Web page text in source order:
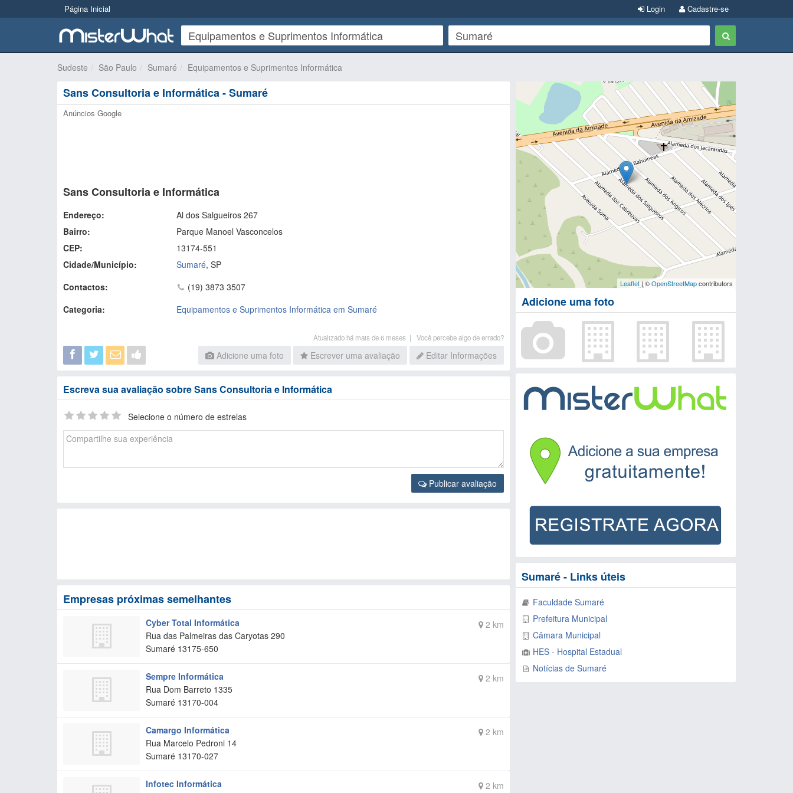
Página Inicial Cadastre-se
Login
Sudeste São Paulo Sumaré Equipamentos e Suprimentos Informática
Sans Consultoria e Informática - Sumaré
Anúncios Google
Sans Consultoria e Informática
Endereço:
Al dos Salgueiros 267
Bairro:
Parque Manoel Vasconcelos
CEP:
13174-551
Cidade/Município:
Sumaré, SP
Contactos:
(19) 3873 3507
Categoria:
Equipamentos e Suprimentos Informática em Sumaré
Atualizado há mais de 6 meses | Você percebe algo de errado?
Adicione uma foto Escrever uma avaliação Editar Informações
Escreva sua avaliação sobre Sans Consultoria e Informática
Selecione o número de estrelas
Publicar avaliação
Empresas próximas semelhantes
2 km
Cyber Total Informática
Rua das Palmeiras das Caryotas 290
Sumaré 13175-650
2 km
Sempre Informática
Rua Dom Barreto 1335
Sumaré 13170-004
2 km
Camargo Informática
Rua Marcelo Pedroni 14
Sumaré 13170-027
2 km
Infotec Informática
Leaflet| ©OpenStreetMapcontributors
Adicione uma foto
Sumaré - Links úteis
Faculdade Sumaré
Prefeitura Municipal
Câmara Municipal
HES - Hospital Estadual
Notícias de Sumaré